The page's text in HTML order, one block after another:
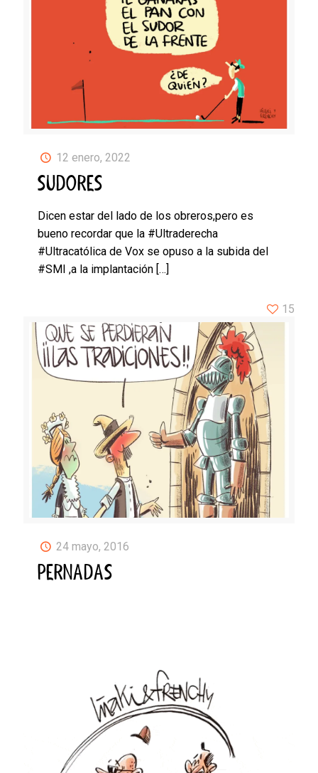
12 enero, 2022
SUDORES
Dicen estar del lado de los obreros,pero es
bueno recordar que la #Ultraderecha
#Ultracatólica de Vox se opuso a la subida del
#SMI ,a la implantación […]
24 mayo, 2016
PERNADAS
15